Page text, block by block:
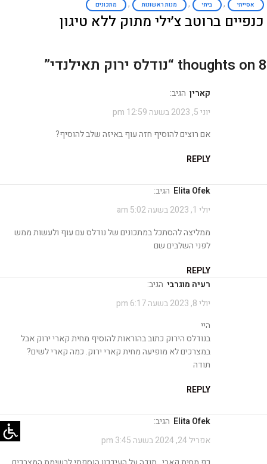
אסייתי , ביתי , מנות ראשונות , מתכונים
כנפיים ברוטב צ׳ילי מתוק ללא טיגון
8 thoughts on “ נודלס ירוק תאילנדי”
קארין הגיב:
יוני 5, 2023 בשעה 12:59 pm
אם רוצים להוסיף חזה עוף באיזה שלב להוסיף?
REPLY
Elita Ofek
הגיב:
יולי 1, 2023 בשעה 5:02 am
ממליצה להסתכל במתכונים של נודלס עם עוף ולעשות ממש
לפני השלבים שם
REPLY
רעיה מוגרבי הגיב:
יולי 8, 2023 בשעה 6:17 pm
היי
בנודלס הירוק כתוב בהוראות להוסיף מחית קארי ירוק אבל
במצרכים לא מופיעה מחית קארי ירוק. כמה קארי לשים?
תודה
REPLY
Elita Ofek
הגיב:
אפריל 24, 2024 בשעה 3:45 pm